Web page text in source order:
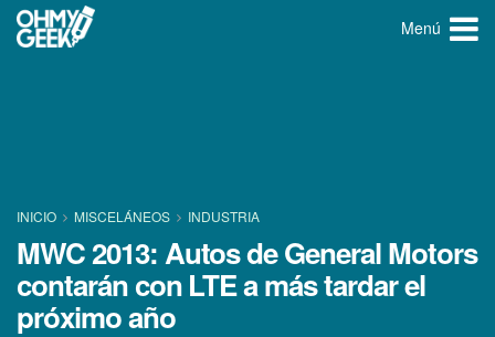
Menú
INICIO MISCELÁNEOS INDUSTRIA
MWC 2013: Autos de General Motors
contarán con LTE a más tardar el
próximo año